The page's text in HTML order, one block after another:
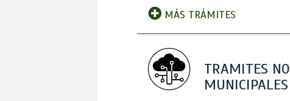
MÁS TRÁMITES
TRAMITES NO
MUNICIPALES